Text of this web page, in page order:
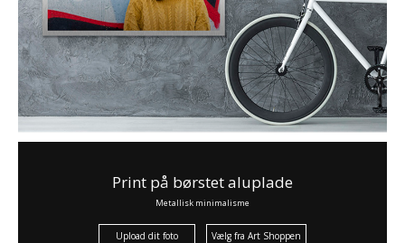
Print på børstet aluplade
Metallisk minimalisme
Upload dit foto Vælg fra Art Shoppen